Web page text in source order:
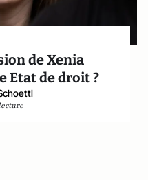
de Xenia
Etat de droit ?